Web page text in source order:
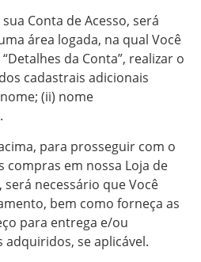
Conta de Acesso, será
área logada, na qual Você
da Conta”, realizar o
cadastrais adicionais
(ii) nome
para prosseguir com o
compras em nossa Loja de
necessário que Você
bem como forneça as
para entrega e/ou
se aplicável.